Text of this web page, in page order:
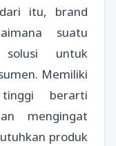
itu, brand
suatu
untuk
Memiliki
berarti
mengingat
produk